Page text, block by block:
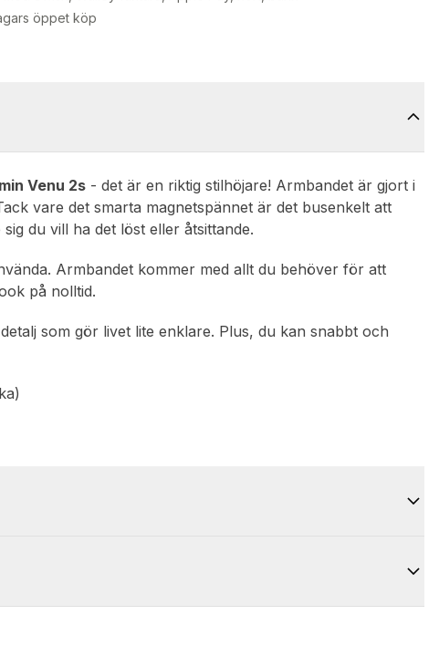
öppet köp
Venu 2s - det är en riktig stilhöjare! Armbandet är gjort i
vare det smarta magnetspännet är det busenkelt att
du vill ha det löst eller åtsittande.
Armbandet kommer med allt du behöver för att
på nolltid.
som gör livet lite enklare. Plus, du kan snabbt och